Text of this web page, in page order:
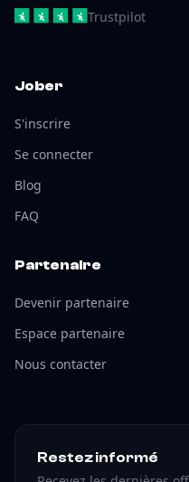
Trustpilot
Jober
S'inscrire
Se connecter
Blog
FAQ
Partenaire
Devenir partenaire
Espace partenaire
Nous contacter
Restez informé